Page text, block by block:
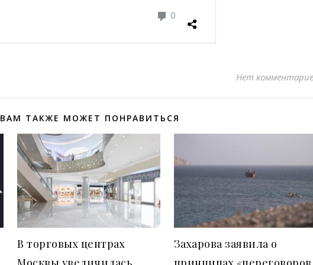
Нет
ВАМ ТАКЖЕ МОЖЕТ ПОНРАВИТЬСЯ
В торговых центрах
Захарова заявила о